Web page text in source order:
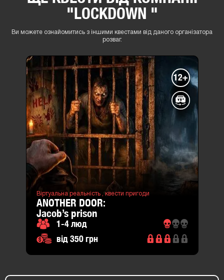
"LOCKDOWN "
Ви можете ознайомитись з іншими квестами від даного організатора
розваг.
12+
Віртуальна реальність ,квести пригоди
ANOTHER DOOR:
jacob’s prison
1-4 люд
від 350 грн